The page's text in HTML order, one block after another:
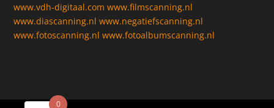
www.vdh-digitaal.com www.filmscanning.nl
www.diascanning.nl www.negatiefscanning.nl
www.fotoscanning.nl www.fotoalbumscanning.nl
0